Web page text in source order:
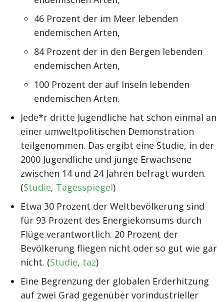
46 Prozent der im Meer lebenden
endemischen Arten,
84 Prozent der in den Bergen lebenden
endemischen Arten,
100 Prozent der auf Inseln lebenden
endemischen Arten.
Jede*r dritte Jugendliche hat schon einmal an
einer umweltpolitischen Demonstration
teilgenommen. Das ergibt eine Studie, in der
2000 Jugendliche und junge Erwachsene
zwischen 14 und 24 Jahren befragt wurden.
(Studie, Tagesspiegel)
Etwa 30 Prozent der Weltbevölkerung sind
für 93 Prozent des Energiekonsums durch
Flüge verantwortlich. 20 Prozent der
Bevölkerung fliegen nicht oder so gut wie gar
nicht. (Studie, taz)
Eine Begrenzung der globalen Erderhitzung
auf zwei Grad gegenüber vorindustrieller